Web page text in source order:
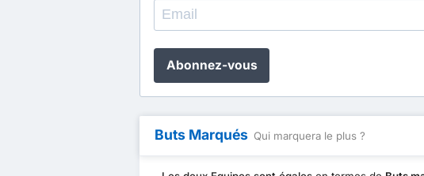
Abonnez-vous
Buts Marqués Qui marquera le plus ?